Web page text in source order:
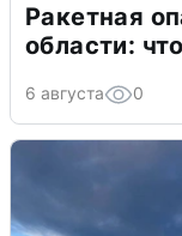
Ракетная
области:
6 августа 0